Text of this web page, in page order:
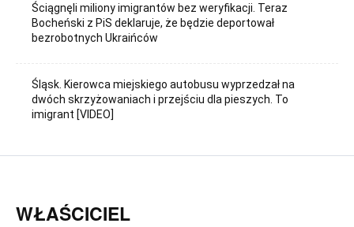
Ściągnęli miliony imigrantów bez weryfikacji. Teraz
Bocheński z PiS deklaruje, że będzie deportował
bezrobotnych Ukraińców
Śląsk. Kierowca miejskiego autobusu wyprzedzał na
dwóch skrzyżowaniach i przejściu dla pieszych. To
imigrant [VIDEO]
WŁAŚCICIEL